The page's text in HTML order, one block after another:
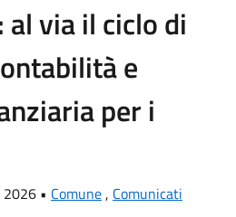
via il ciclo di
e
per i
• Comune , Comunicati